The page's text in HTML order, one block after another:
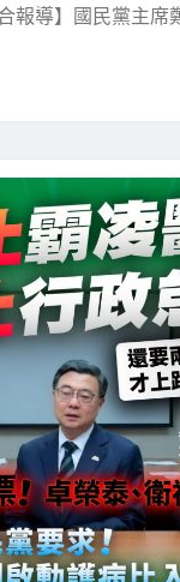
報導】國民黨主席